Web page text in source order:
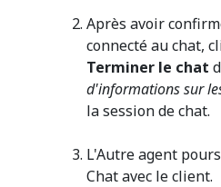
Après avoir
connecté au chat,
Terminer le chat
d'informations sur
la session de chat.
L'Autre agent
Chat avec le client.